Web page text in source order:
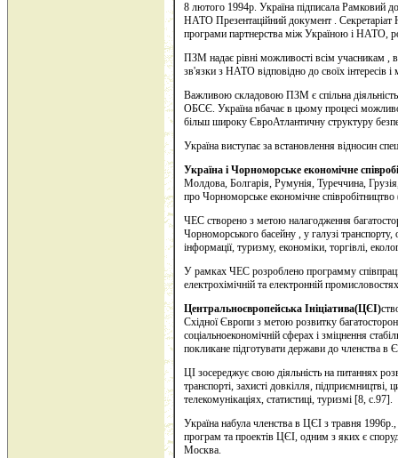
8 лютого 1994р. Україна підписала Рамковий
НАТО Презентаційний документ . Секретаріат
програми партнерства між Україною і НАТО,
ПЗМ надає рівні можливості всім учасникам ,
зв'язки з НАТО відповідно до своїх інтересів
Важливою складовою ПЗМ є спільна
ОБСЄ. Україна вбачає в цьому процесі
більш широку ЄвроАтлантичну структуру
Україна виступає за встановлення відносин
Україна і Чорноморське економічне
Молдова, Болгарія, Румунія, Туреччина,
про Чорноморське економічне
ЧЕС створено з метою налагодження
Чорноморського басейну , у галузі
інформації, туризму, економіки, торгівлі,
У рамках ЧЕС розроблено программу співпраці
електрохімічній та електронній
Центральноєвропейська Ініціатива(ЦЄІ)
Східної Європи з метою розвитку
соціальноекономічній сферах і зміцнення
покликане підготувати держави до членства в
ЦІ зосереджує свою діяльність на питаннях
транспорті, захисті довкілля, підприємництві,
телекомунікаціях, статистиці, туризмі [8, с.97].
Україна набула членства в ЦЄІ з травня 1996р.,
програм та проектів ЦЄІ, одним з яких є
Москва.